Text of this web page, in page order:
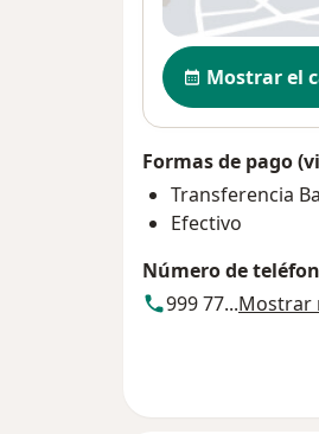
Disponibilidad
Mostrar el
Formas de pago
Transferencia
Efectivo
Número de
999 77...Mostrar